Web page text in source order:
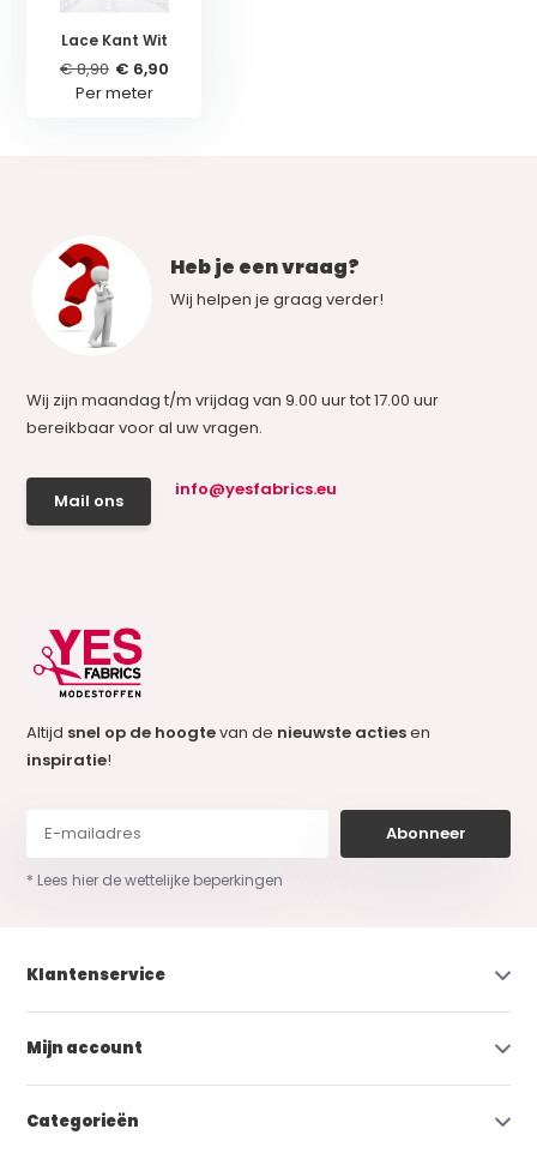
Lace Kant Wit
€ 8,90 € 6,90
Per meter
Heb je een vraag?
Wij helpen je graag verder!
Wij zijn maandag t/m vrijdag van 9.00 uur tot 17.00 uur
bereikbaar voor al uw vragen.
Mail ons
info@yesfabrics.eu
Altijd snel op de hoogtevan de nieuwste actiesen
inspiratie!
Abonneer
* Lees hier de wettelijke beperkingen
Klantenservice
Mijn account
Categorieën